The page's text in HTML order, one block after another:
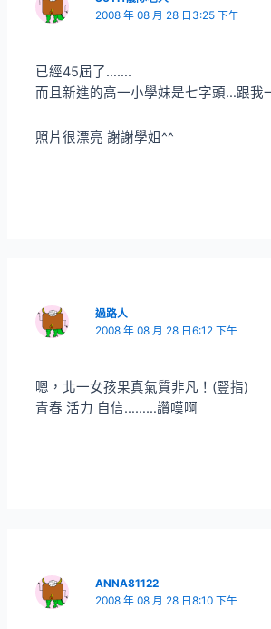
2008 年 08 月 28 日3:25 下午
已經45屆了…….
而且新進的高一小學妹是七字頭…跟
照片很漂亮 謝謝學姐^^
過路人
2008 年 08 月 28 日6:12 下午
嗯，北一女孩果真氣質非凡！(豎指)
青春 活力 自信………讚嘆啊
ANNA81122
2008 年 08 月 28 日8:10 下午